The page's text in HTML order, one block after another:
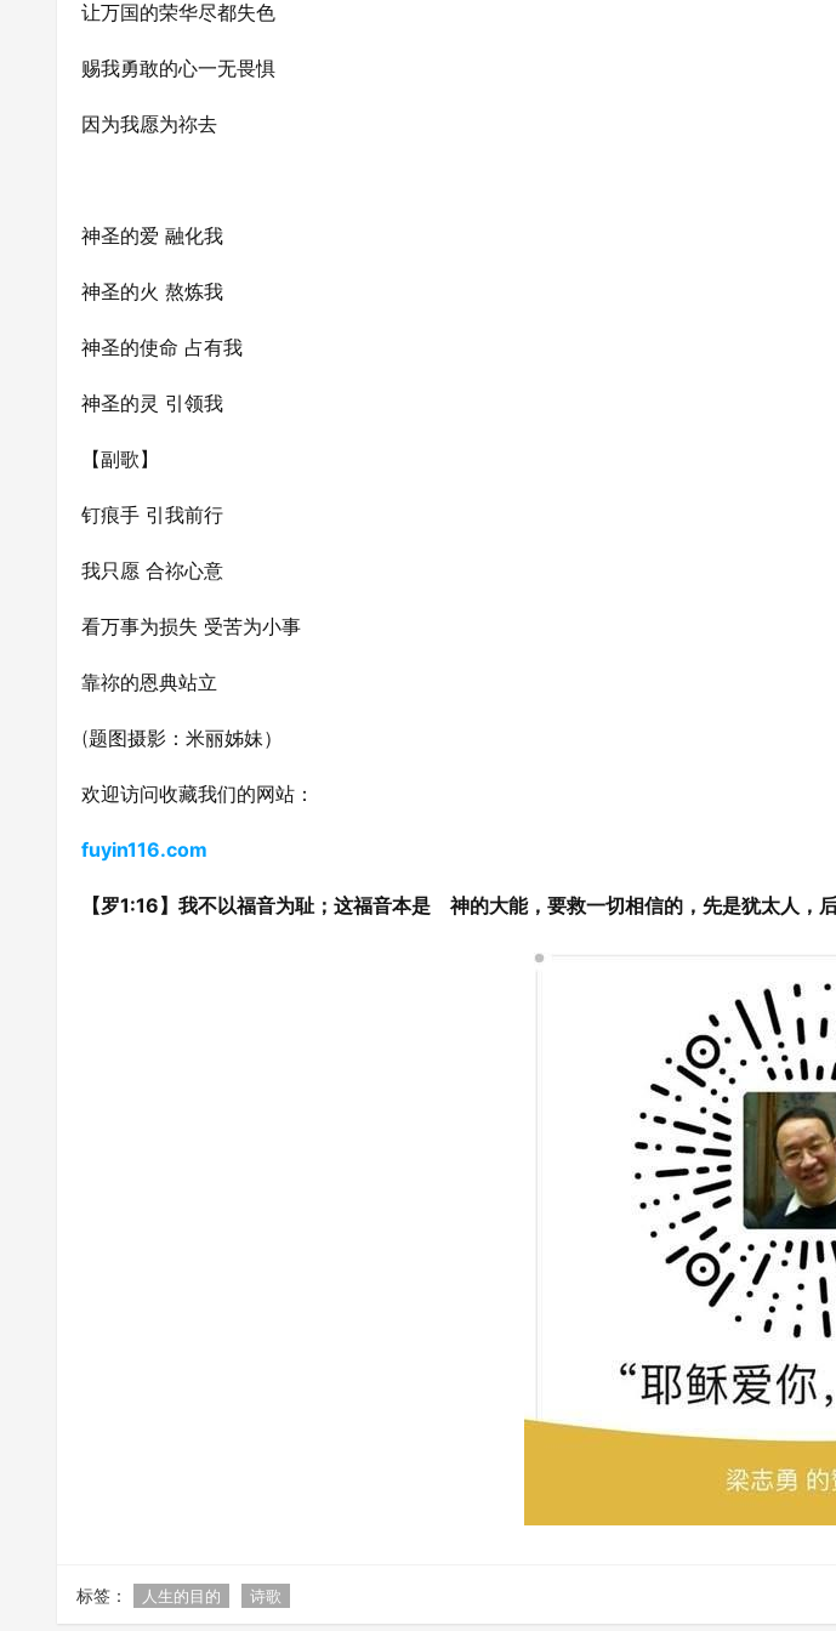
让万国的荣华尽都失色
赐我勇敢的心一无畏惧
因为我愿为祢去
神圣的爱 融化我
神圣的火 熬炼我
神圣的使命 占有我
神圣的灵 引领我
【副歌】
钉痕手 引我前行
我只愿 合祢心意
看万事为损失 受苦为小事
靠祢的恩典站立
(题图摄影：米丽姊妹）
欢迎访问收藏我们的网站：
fuyin116.com
【罗1:16】我不以福音为耻；这福音本是 神的大能，要救一切相信的，先是犹太人，后
标签： 人生的目的 诗歌